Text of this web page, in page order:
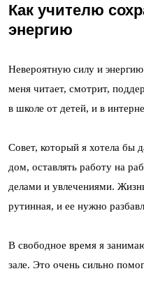
Как учителю
энергию
Невероятную силу и
меня читает, смотрит,
в школе от детей, и в
Совет, который я хотела бы
дом, оставлять работу на
делами и увлечениями.
рутинная, и ее нужно
В свободное время я
зале. Это очень сильно